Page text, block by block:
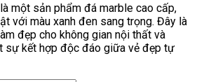
là một sản phẩm đá marble cao cấp,
với màu xanh đen sang trọng. Đây là
đẹp cho không gian nội thất và
sự kết hợp độc đáo giữa vẻ đẹp tự